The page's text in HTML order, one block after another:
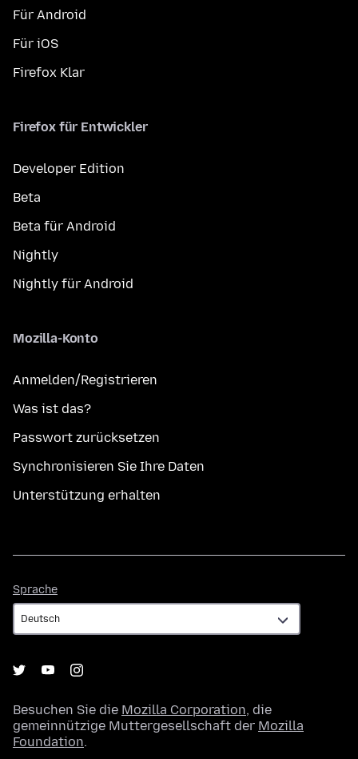
Für Android
Für iOS
Firefox Klar
Firefox für Entwickler
Developer Edition
Beta
Beta für Android
Nightly
Nightly für Android
Mozilla-Konto
Anmelden/Registrieren
Was ist das?
Passwort zurücksetzen
Synchronisieren Sie Ihre Daten
Unterstützung erhalten
Sprache
Besuchen Sie die Mozilla Corporation, die
gemeinnützige Muttergesellschaft der Mozilla
Foundation.